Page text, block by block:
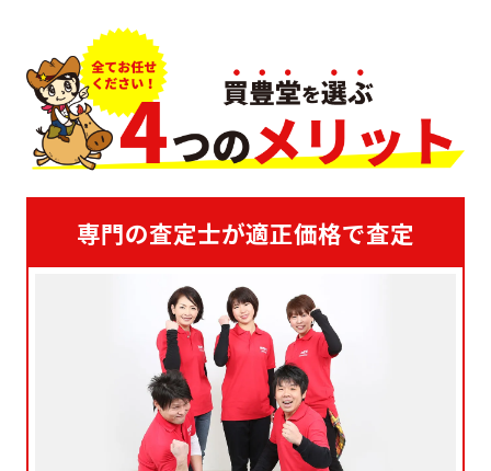
専門の査定士が適正価格で査定